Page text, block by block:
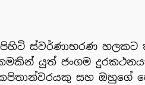
පිහිටි ස්වර්ණාභරණ
යුත් ජංගම
සහ ඔහුගේ